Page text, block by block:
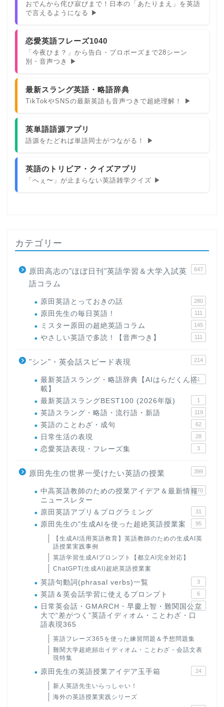
おでんから侘び寂びまで！日本の「あたりまえ」を英語
で言えるようになる ▶
恋愛英語フレーズ1040
「今夜ひま？」から告白・プロポーズまで28シーン
別・音声つき ▶
最新スラング英語・略語辞典
TikTokやSNSの最新英語も音声つきで超絶理解！ ▶
英単語語源アプリ
語源をたどれば単語同士がつながる！ ▶
英語のトリビア・クイズアプリ
「へぇ〜」が止まらない英語雑学クイズ ▶
カテゴリー
原田高志の"ほぼ日刊"英語学習＆大学入試英
語コラム
647
原田英語とっておきの話 280
原田先生の毎日英語！ 111
ミスター原田の超絶英語コラム 145
やさしい英語で多読！【音声つき】 111
"シン"・英会話スピード表現 214
最新英語スラング・略語辞典【AIはらだくん搭
載】
1
最新英語スラングBEST100 (2026年版) 1
英語スラング・略語・流行語・新語 119
英語のことわざ・成句 62
日常生活の表現 28
恋愛英語表現・フレーズ集 3
原田先生の世界一受けたい英語の授業 399
中高英語教師のための授業アイデア＆最新情報
ニュースレター
170
原田英語アプリ＆プログラミング 31
原田先生の"生成AIを使った超絶英語授業案 95
【生成AI活用英語教育】英語教師のための生成AI英
語授業実践事例
英語学習生成AIプロンプト【都立AI完全対応】
ChatGPT(生成AI)超絶英語授業案
英語句動詞(phrasal verbs)一覧 3
英語＆英会話学習に使えるプロンプト 6
日常英会話・GMARCH・早慶上智・難関国公立
大で“差がつく”英語イディオム・ことわざ・口
語表現365
22
英語フレーズ365を使った練習問題＆予想問題集
難関大学超絶頻出イディオム・ことわざ・会話文表
現特集
原田先生の英語授業アイデア玉手箱 24
新人英語先生いらっしゃい！
海外の英語授業実践シリーズ